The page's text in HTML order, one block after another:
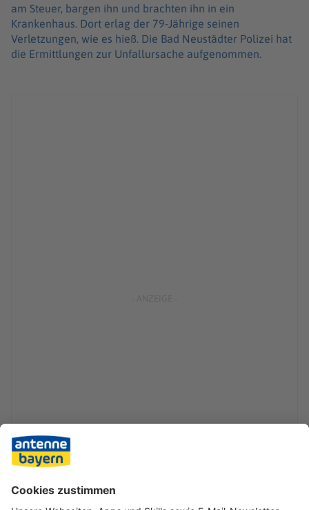
am Steuer, bargen ihn und brachten ihn in ein
Krankenhaus. Dort erlag der 79-Jährige seinen
Verletzungen, wie es hieß. Die Bad Neustädter Polizei hat
die Ermittlungen zur Unfallursache aufgenommen.